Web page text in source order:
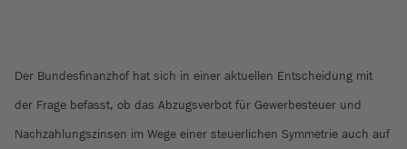
Der Bundesfinanzhof hat sich in einer aktuellen Entscheidung mit
der Frage befasst, ob das Abzugsverbot für Gewerbesteuer und
Nachzahlungszinsen im Wege einer steuerlichen Symmetrie auch auf